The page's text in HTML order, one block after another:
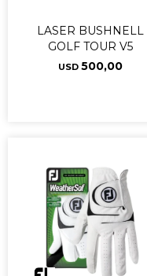
LASER BUSHNELL
GOLF TOUR V5
USD 500,00